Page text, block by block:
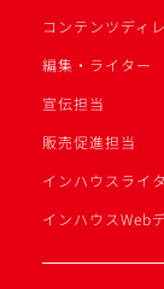
コンテンツディ
編集・ライター
宣伝担当
販売促進担当
インハウスライ
インハウスWeb